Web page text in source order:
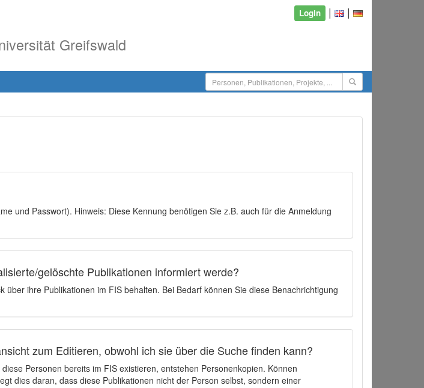
Login | |
Greifswald
und Passwort). Hinweis: Diese Kennung benötigen Sie z.B. auch für die Anmeldung
gelöschte Publikationen informiert werde?
ihre Publikationen im FIS behalten. Bei Bedarf können Sie diese Benachrichtigung
zum Editieren, obwohl ich sie über die Suche finden kann?
Personen bereits im FIS existieren, entstehen Personenkopien. Können
dies daran, dass diese Publikationen nicht der Person selbst, sondern einer